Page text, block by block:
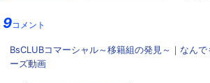
9コメント
BsCLUBコマーシャル～移籍組の発見～｜なん
ーズ動画